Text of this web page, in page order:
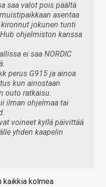
saa valot pois päältä
asentaa
jokunen tunti
ohjelmiston kanssa
ei saa NORDIC
perus G915 ja ainoa
kun ainostaan
outo ratkaisu.
ilman ohjelmaa tai
voineet kyllä päivittää
yhden kaapelin
kaikkia kolmea